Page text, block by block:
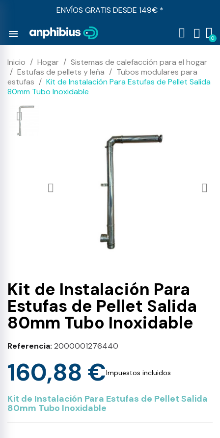
ENVÍOS GRATIS DESDE 149€ *
menu
Inicio Hogar
Sistemas de calefacción para el hogar
Estufas de pellets y leña
Tubos modulares para
estufas
Kit de Instalación Para Estufas de Pellet Salida
80mm Tubo Inoxidable
Kit de Instalación Para
Estufas de Pellet Salida
80mm Tubo Inoxidable
Referencia 2000001276440
160,88 €Impuestos incluidos
Kit de Instalación Para Estufas de Pellet Salida
80mm Tubo Inoxidable